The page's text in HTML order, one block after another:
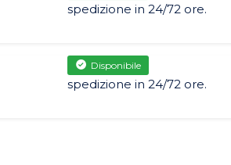
spedizione in 24/72 ore.
Disponibile
spedizione in 24/72 ore.